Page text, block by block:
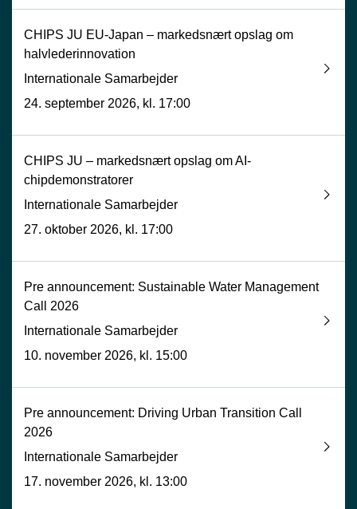
CHIPS JU EU-Japan – markedsnært opslag om
halvlederinnovation
Internationale Samarbejder
24. september 2026, kl. 17:00
CHIPS JU – markedsnært opslag om AI-
chipdemonstratorer
Internationale Samarbejder
27. oktober 2026, kl. 17:00
Pre announcement: Sustainable Water Management
Call 2026
Internationale Samarbejder
10. november 2026, kl. 15:00
Pre announcement: Driving Urban Transition Call
2026
Internationale Samarbejder
17. november 2026, kl. 13:00